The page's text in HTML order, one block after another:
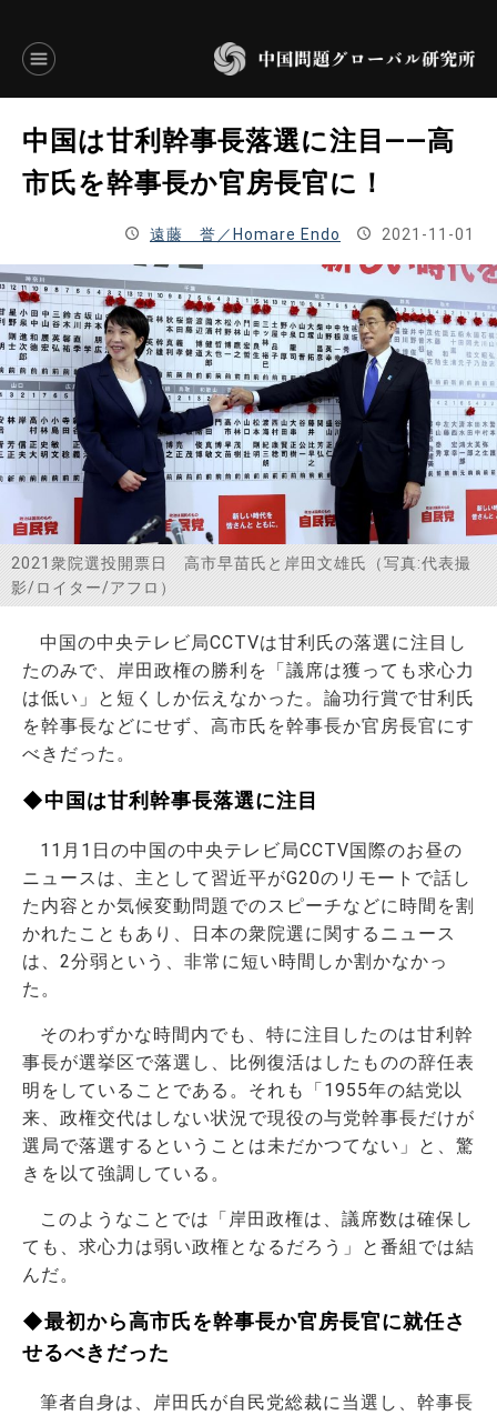
言語別アーカイブ
ENGLISH
基本操作
トップページ
研究員
研究所概要
設立趣意書
お問い合わせ
中国は甘利幹事長落選に注目――高
市氏を幹事長か官房長官に！
遠藤 誉／Homare Endo 2021-11-01
2021衆院選投開票日 高市早苗氏と岸田文雄氏（写真:代表撮
影/ロイター/アフロ）
中国の中央テレビ局CCTVは甘利氏の落選に注目し
たのみで、岸田政権の勝利を「議席は獲っても求心力
は低い」と短くしか伝えなかった。論功行賞で甘利氏
を幹事長などにせず、高市氏を幹事長か官房長官にす
べきだった。
◆中国は甘利幹事長落選に注目
11月1日の中国の中央テレビ局CCTV国際のお昼の
ニュースは、主として習近平がG20のリモートで話し
た内容とか気候変動問題でのスピーチなどに時間を割
かれたこともあり、日本の衆院選に関するニュース
は、2分弱という、非常に短い時間しか割かなかっ
た。
そのわずかな時間内でも、特に注目したのは甘利幹
事長が選挙区で落選し、比例復活はしたものの辞任表
明をしていることである。それも「1955年の結党以
来、政権交代はしない状況で現役の与党幹事長だけが
選局で落選するということは未だかつてない」と、驚
きを以て強調している。
このようなことでは「岸田政権は、議席数は確保し
ても、求心力は弱い政権となるだろう」と番組では結
んだ。
◆最初から高市氏を幹事長か官房長官に就任さ
せるべきだった
筆者自身は、岸田氏が自民党総裁に当選し、幹事長